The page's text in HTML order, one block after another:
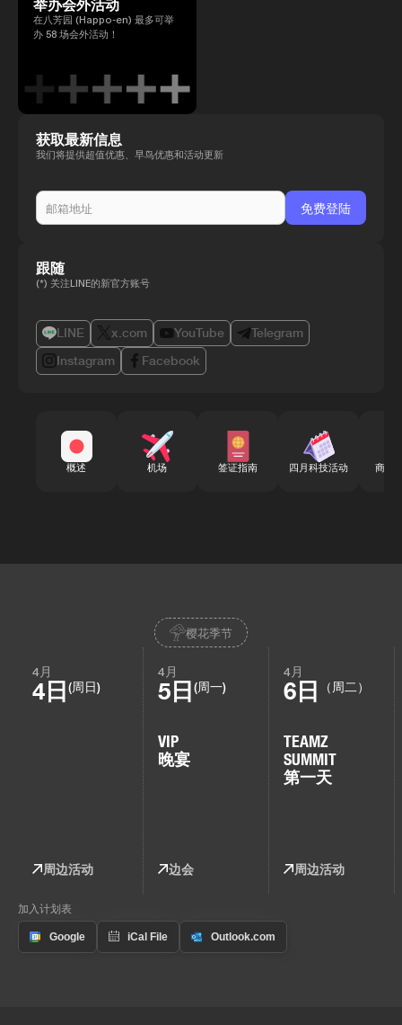
举办会外活动
在八芳园 (Happo-en) 最多可举
办 58 场会外活动！
获取最新信息
我们将提供超值优惠、早鸟优惠和活动更新
跟随
(*) 关注LINE的新官方账号
LINE x.com YouTube
Telegram
Instagram
Facebook
概述 机场 签证指南 四月科技活动 商务
樱花季节
4月
4日 (周日)
周边活动
4月
5日 (周一)
VIP
晚宴
边会
4月
6日 （周二）
TEAMZ
SUMMIT
第一天
周边活动
加入计划表